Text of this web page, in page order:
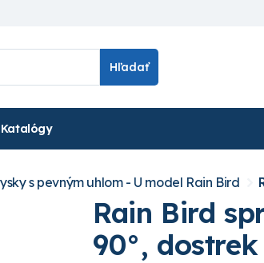
Hľadať
Katalógy
s pevným uhlom - U model Rain Bird
Rain Bird
90°,